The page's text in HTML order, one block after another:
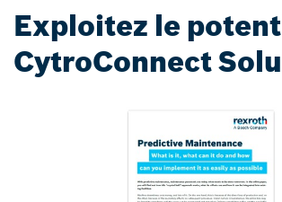
Exploitez le
CytroConnect